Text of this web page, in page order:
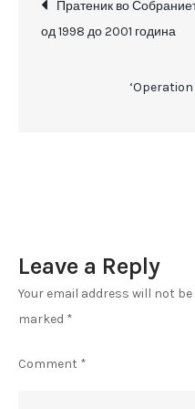
Пратеник во
од 1998 до 2001 година
Leave a Reply
Your email address will not
marked *
Comment *